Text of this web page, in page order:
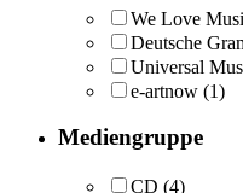
We Love
Deutsche
Universal
e-artnow (1)
Mediengruppe
CD (4)